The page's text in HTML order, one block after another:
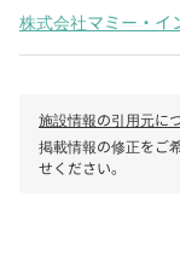
株式会社マミー・イ
施設情報の引用元に
掲載情報の修正をご
せください。